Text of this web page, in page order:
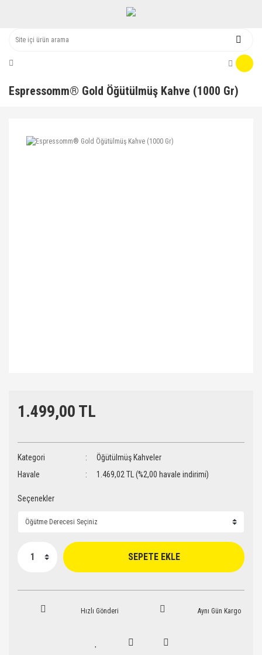
Espressomm® Gold Öğütülmüş Kahve (1000 Gr)
1.499,00 TL
Kategori
Öğütülmüş Kahveler
Havale
1.469,02 TL (%2,00 havale indirimi)
Seçenekler
SEPETE EKLE
Hızlı Gönderi Aynı Gün Kargo